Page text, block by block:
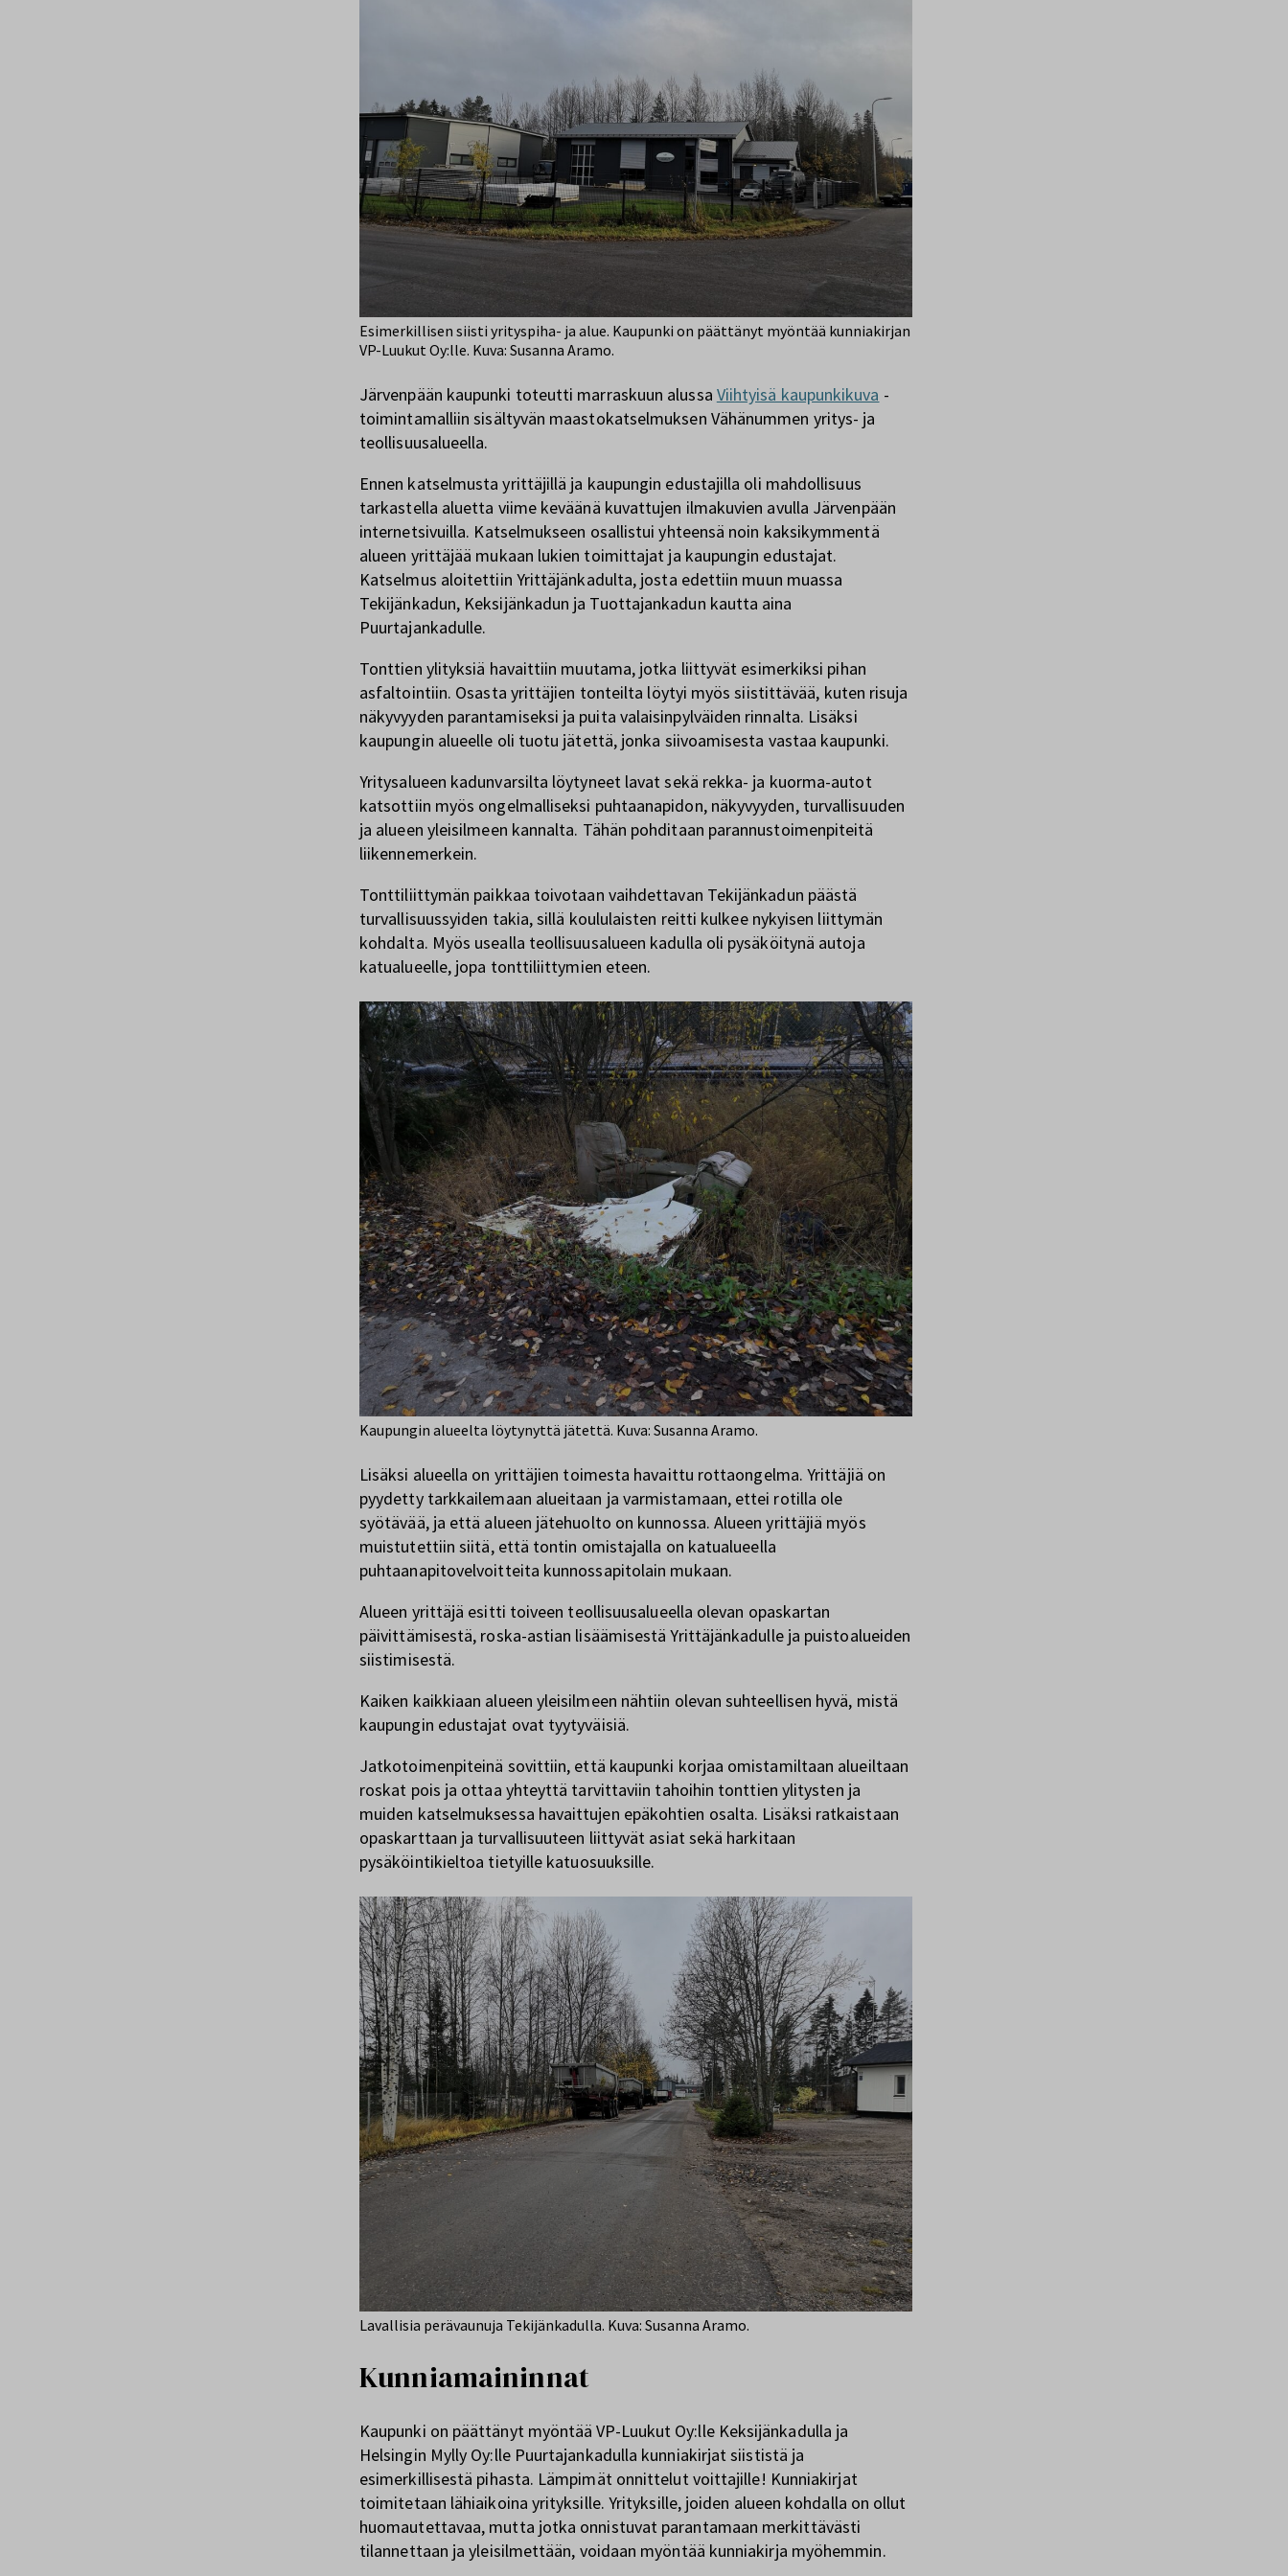
Esimerkillisen siisti yrityspiha- ja alue. Kaupunki on päättänyt myöntää kunniakirjan
VP-Luukut Oy:lle. Kuva: Susanna Aramo.
Järvenpään kaupunki toteutti marraskuun alussa Viihtyisä kaupunkikuva -
toimintamalliin sisältyvän maastokatselmuksen Vähänummen yritys- ja
teollisuusalueella.
Ennen katselmusta yrittäjillä ja kaupungin edustajilla oli mahdollisuus
tarkastella aluetta viime keväänä kuvattujen ilmakuvien avulla Järvenpään
internetsivuilla. Katselmukseen osallistui yhteensä noin kaksikymmentä
alueen yrittäjää mukaan lukien toimittajat ja kaupungin edustajat.
Katselmus aloitettiin Yrittäjänkadulta, josta edettiin muun muassa
Tekijänkadun, Keksijänkadun ja Tuottajankadun kautta aina
Puurtajankadulle.
Tonttien ylityksiä havaittiin muutama, jotka liittyvät esimerkiksi pihan
asfaltointiin. Osasta yrittäjien tonteilta löytyi myös siistittävää, kuten risuja
näkyvyyden parantamiseksi ja puita valaisinpylväiden rinnalta. Lisäksi
kaupungin alueelle oli tuotu jätettä, jonka siivoamisesta vastaa kaupunki.
Yritysalueen kadunvarsilta löytyneet lavat sekä rekka- ja kuorma-autot
katsottiin myös ongelmalliseksi puhtaanapidon, näkyvyyden, turvallisuuden
ja alueen yleisilmeen kannalta. Tähän pohditaan parannustoimenpiteitä
liikennemerkein.
Tonttiliittymän paikkaa toivotaan vaihdettavan Tekijänkadun päästä
turvallisuussyiden takia, sillä koululaisten reitti kulkee nykyisen liittymän
kohdalta. Myös usealla teollisuusalueen kadulla oli pysäköitynä autoja
katualueelle, jopa tonttiliittymien eteen.
Kaupungin alueelta löytynyttä jätettä. Kuva: Susanna Aramo.
Lisäksi alueella on yrittäjien toimesta havaittu rottaongelma. Yrittäjiä on
pyydetty tarkkailemaan alueitaan ja varmistamaan, ettei rotilla ole
syötävää, ja että alueen jätehuolto on kunnossa. Alueen yrittäjiä myös
muistutettiin siitä, että tontin omistajalla on katualueella
puhtaanapitovelvoitteita kunnossapitolain mukaan.
Alueen yrittäjä esitti toiveen teollisuusalueella olevan opaskartan
päivittämisestä, roska-astian lisäämisestä Yrittäjänkadulle ja puistoalueiden
siistimisestä.
Kaiken kaikkiaan alueen yleisilmeen nähtiin olevan suhteellisen hyvä, mistä
kaupungin edustajat ovat tyytyväisiä.
Jatkotoimenpiteinä sovittiin, että kaupunki korjaa omistamiltaan alueiltaan
roskat pois ja ottaa yhteyttä tarvittaviin tahoihin tonttien ylitysten ja
muiden katselmuksessa havaittujen epäkohtien osalta. Lisäksi ratkaistaan
opaskarttaan ja turvallisuuteen liittyvät asiat sekä harkitaan
pysäköintikieltoa tietyille katuosuuksille.
Lavallisia perävaunuja Tekijänkadulla. Kuva: Susanna Aramo.
Kunniamaininnat
Kaupunki on päättänyt myöntää VP-Luukut Oy:lle Keksijänkadulla ja
Helsingin Mylly Oy:lle Puurtajankadulla kunniakirjat siististä ja
esimerkillisestä pihasta. Lämpimät onnittelut voittajille! Kunniakirjat
toimitetaan lähiaikoina yrityksille. Yrityksille, joiden alueen kohdalla on ollut
huomautettavaa, mutta jotka onnistuvat parantamaan merkittävästi
tilannettaan ja yleisilmettään, voidaan myöntää kunniakirja myöhemmin.